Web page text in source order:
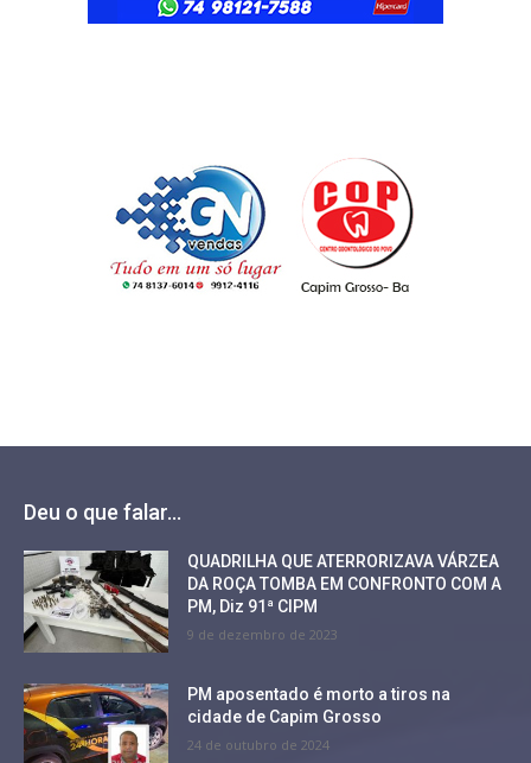
Deu o que falar...
QUADRILHA QUE ATERRORIZAVA VÁRZEA
DA ROÇA TOMBA EM CONFRONTO COM A
PM, Diz 91ª CIPM
9 de dezembro de 2023
PM aposentado é morto a tiros na
cidade de Capim Grosso
24 de outubro de 2024